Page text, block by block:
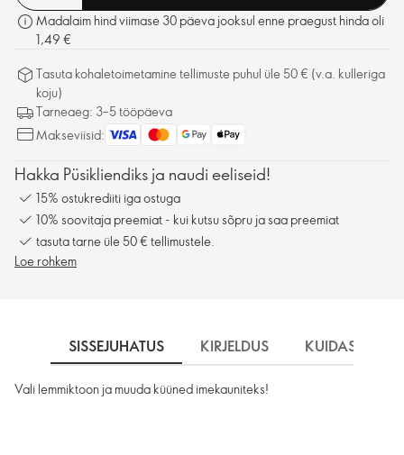
Madalaim hind viimase 30 päeva jooksul enne praegust hinda oli
1,49 €
Tasuta kohaletoimetamine tellimuste puhul üle 50 € (v.a. kulleriga
koju)
Tarneaeg: 3–5 tööpäeva
Makseviisid:
Hakka Püsikliendiks ja naudi eeliseid!
15% ostukrediiti iga ostuga
10% soovitaja preemiat - kui kutsu sõpru ja saa preemiat
tasuta tarne üle 50 € tellimustele.
Loe rohkem
SISSEJUHATUS KIRJELDUS KUIDAS
Vali lemmiktoon ja muuda küüned imekauniteks!